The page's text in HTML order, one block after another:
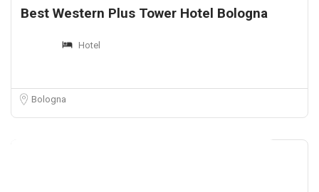
Best Western Plus Tower Hotel Bologna
Hotel
Bologna